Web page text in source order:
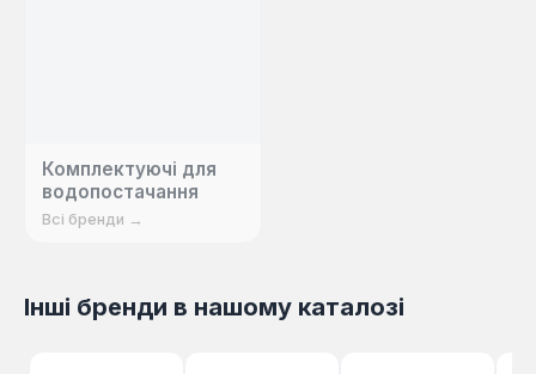
Комплектуючі для
водопостачання
Всі бренди →
Інші бренди в нашому каталозі